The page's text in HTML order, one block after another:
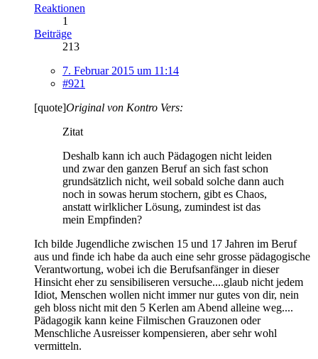
Reaktionen
1
Beiträge
213
7. Februar 2015 um 11:14
#921
[quote]Original von Kontro Vers:
Zitat
Deshalb kann ich auch Pädagogen nicht leiden
und zwar den ganzen Beruf an sich fast schon
grundsätzlich nicht, weil sobald solche dann auch
noch in sowas herum stochern, gibt es Chaos,
anstatt wirlklicher Lösung, zumindest ist das
mein Empfinden?
Ich bilde Jugendliche zwischen 15 und 17 Jahren im Beruf
aus und finde ich habe da auch eine sehr grosse pädagogische
Verantwortung, wobei ich die Berufsanfänger in dieser
Hinsicht eher zu sensibiliseren versuche....glaub nicht jedem
Idiot, Menschen wollen nicht immer nur gutes von dir, nein
geh bloss nicht mit den 5 Kerlen am Abend alleine weg....
Pädagogik kann keine Filmischen Grauzonen oder
Menschliche Ausreisser kompensieren, aber sehr wohl
vermitteln.